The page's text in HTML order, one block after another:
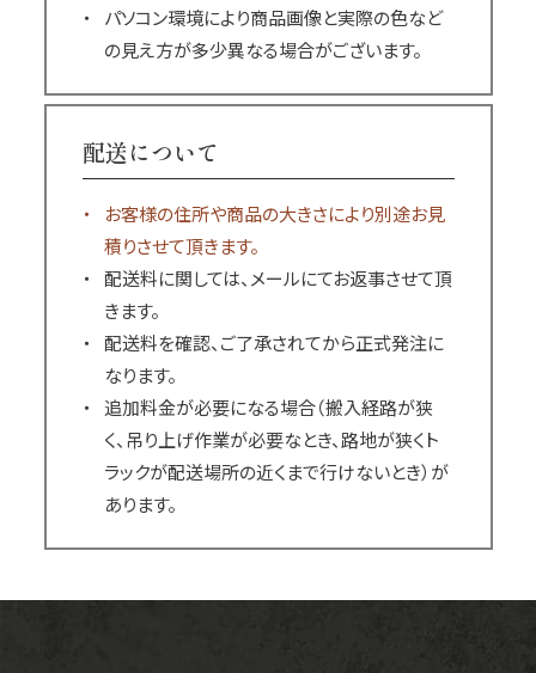
パソコン環境により商品画像と実際の色など
の見え方が多少異なる場合がございます。
配送について
お客様の住所や商品の大きさにより別途お見
積りさせて頂きます。
配送料に関しては、メールにてお返事させて頂
きます。
配送料を確認、ご了承されてから正式発注に
なります。
追加料金が必要になる場合（搬入経路が狭
く、吊り上げ作業が必要なとき、路地が狭くト
ラックが配送場所の近くまで行けないとき）が
あります。